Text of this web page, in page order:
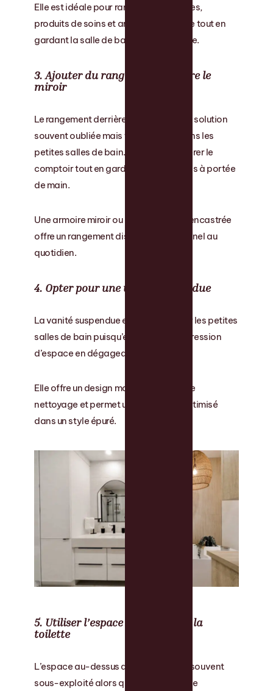
Elle est idéale pour ranger les serviettes,
produits de soins et articles de réserve tout en
gardant la salle de bain bien organisée.
3. Ajouter du rangement derrière le
miroir
Le rangement derrière le miroir est une solution
souvent oubliée mais très efficace dans les
petites salles de bain. Il permet de libérer le
comptoir tout en gardant les essentiels à portée
de main.
Une armoire miroir ou une pharmacie encastrée
offre un rangement discret et fonctionnel au
quotidien.
4. Opter pour une vanité suspendue
La vanité suspendue est parfaite pour les petites
salles de bain puisqu’elle crée une impression
d’espace en dégageant le plancher.
Elle offre un design moderne, facilite le
nettoyage et permet un rangement optimisé
dans un style épuré.
5. Utiliser l’espace au-dessus de la
toilette
L’espace au-dessus de la toilette est souvent
sous-exploité alors qu’il représente une